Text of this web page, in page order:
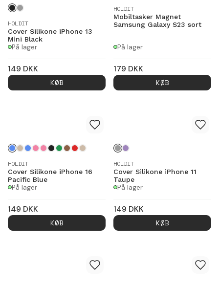
HOLDIT
Cover Silikone iPhone 13
Mini Black
På lager
149 DKK
KØB
HOLDIT
Mobiltasker Magnet
Samsung Galaxy S23 sort
På lager
179 DKK
KØB
HOLDIT
Cover Silikone iPhone 16
Pacific Blue
På lager
149 DKK
KØB
HOLDIT
Cover Silikone iPhone 11
Taupe
På lager
149 DKK
KØB